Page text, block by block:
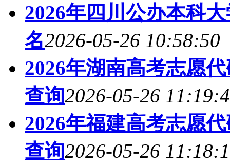
2026年四川公办本科
名2026-05-26 10:58:50
2026年湖南高考志愿
查询2026-05-26
2026年福建高考志愿
查询2026-05-26